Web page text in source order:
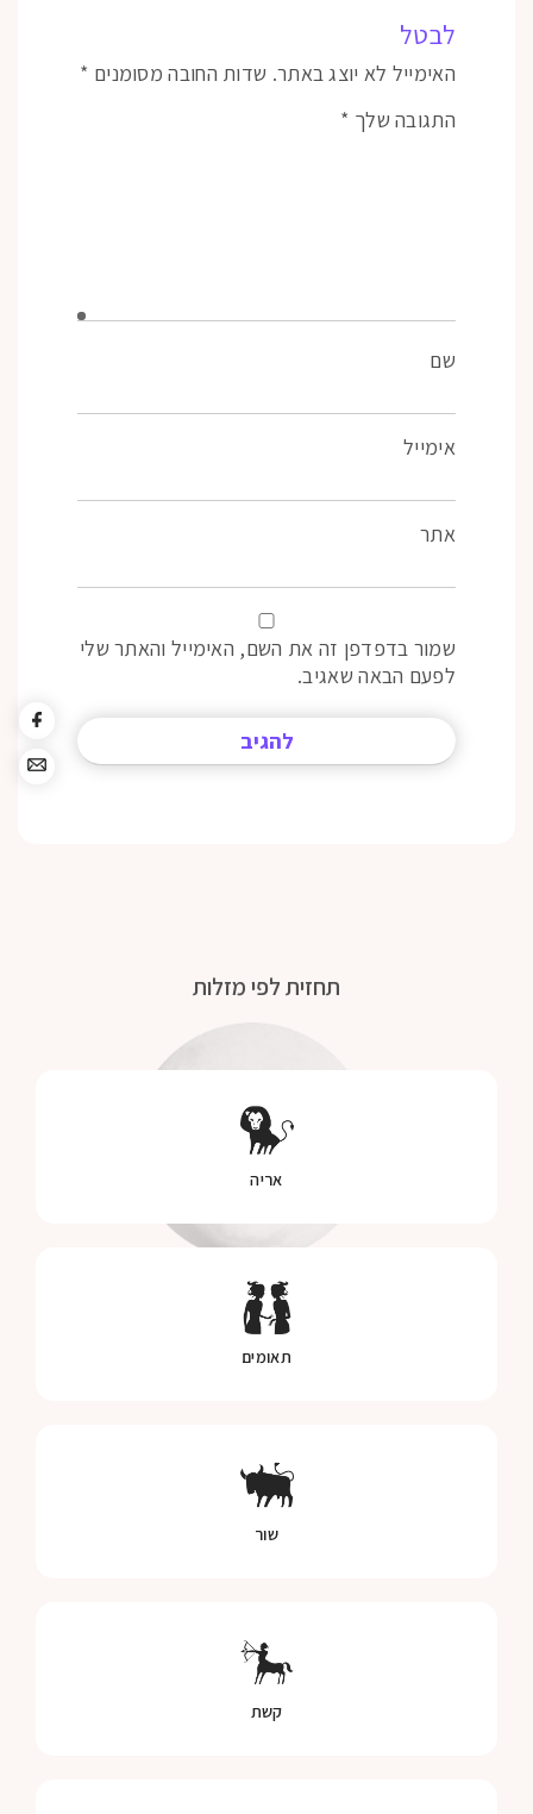
לבטל
האימייל לא יוצג באתר. שדות החובה מסומנים *
התגובה שלך *
שם
אימייל
אתר
שמור בדפדפן זה את השם, האימייל והאתר שלי
לפעם הבאה שאגיב.
תחזית לפי מזלות
אריה
תאומים
שור
קשת